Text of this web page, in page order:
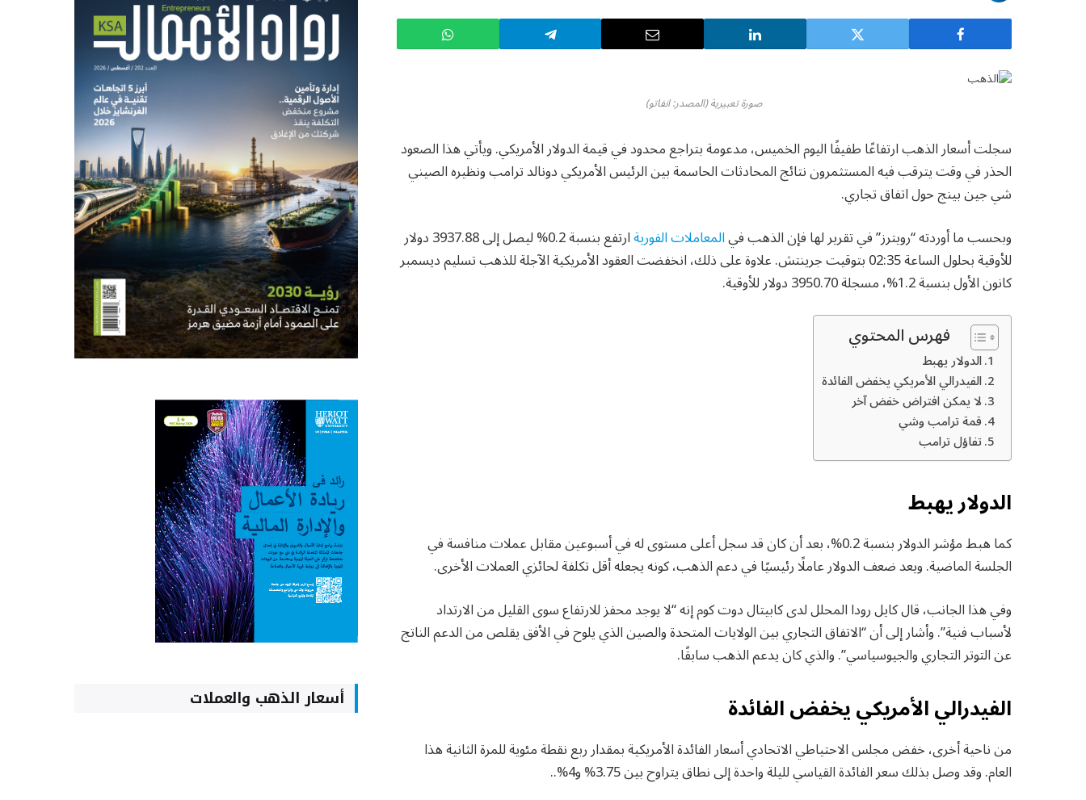
صورة تعبيرية (المصدر: انفاتو)
سجلت أسعار الذهب ارتفاعًا طفيفًا اليوم الخميس، مدعومة بتراجع محدود في قيمة الدولار الأمريكي. ويأتي هذا الصعود
الحذر في وقت يترقب فيه المستثمرون نتائج المحادثات الحاسمة بين الرئيس الأمريكي دونالد ترامب ونظيره الصيني
شي جين بينج حول اتفاق تجاري.
وبحسب ما أوردته “رويترز” في تقرير لها فإن الذهب فيالمعاملات الفورية
ارتفع بنسبة 0.2% ليصل إلى 3937.88 دولار
للأوقية بحلول الساعة 02:35 بتوقيت جرينتش. علاوة على ذلك، انخفضت العقود الأمريكية الآجلة للذهب تسليم ديسمبر
كانون الأول بنسبة 1.2%، مسجلة 3950.70 دولار للأوقية.
فهرس المحتوي
الدولار يهبط
الفيدرالي الأمريكي يخفض الفائدة
لا يمكن افتراض خفض آخر
قمة ترامب وشي
تفاؤل ترامب
الدولار يهبط
كما هبط مؤشر الدولار بنسبة 0.2%، بعد أن كان قد سجل أعلى مستوى له في أسبوعين مقابل عملات منافسة في
الجلسة الماضية. ويعد ضعف الدولار عاملًا رئيسيًا في دعم الذهب، كونه يجعله أقل تكلفة لحائزي العملات الأخرى.
وفي هذا الجانب، قال كايل رودا المحلل لدى كابيتال دوت كوم إنه “لا يوجد محفز للارتفاع سوى القليل من الارتداد
لأسباب فنية”. وأشار إلى أن “الاتفاق التجاري بين الولايات المتحدة والصين الذي يلوح في الأفق يقلص من الدعم الناتج
عن التوتر التجاري والجيوسياسي”. والذي كان يدعم الذهب سابقًا.
الفيدرالي الأمريكي يخفض الفائدة
من ناحية أخرى، خفض مجلس الاحتياطي الاتحادي أسعار الفائدة الأمريكية بمقدار ربع نقطة مئوية للمرة الثانية هذا
العام. وقد وصل بذلك سعر الفائدة القياسي لليلة واحدة إلى نطاق يتراوح بين 3.75% و4%..
أسعار الذهب والعملات